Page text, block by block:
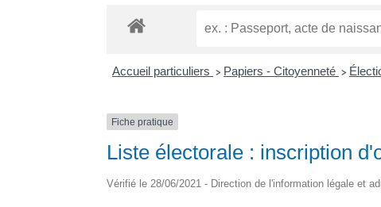
Accueil particuliers > Papiers - Citoyenneté >
Fiche pratique
Liste électorale : inscription
Vérifié le 28/06/2021 - Direction de l'information légale et